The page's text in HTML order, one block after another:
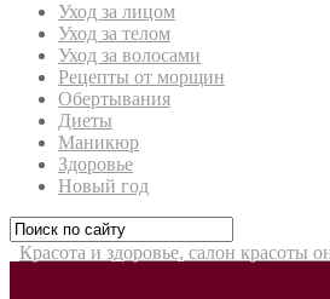
Уход за лицом
Уход за телом
Уход за волосами
Рецепты от морщин
Обертывания
Диеты
Маникюр
Здоровье
Новый год
Красота и здоровье, салон красоты